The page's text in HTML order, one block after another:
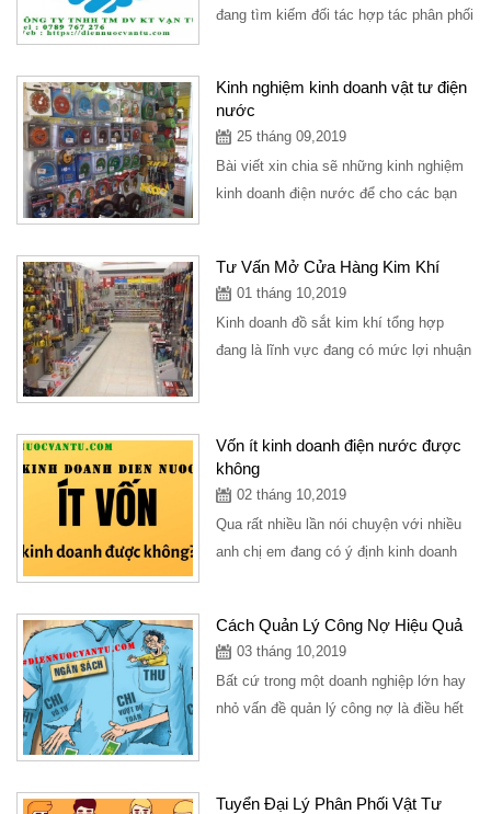
đang tìm kiếm đối tác hợp tác phân phối
Kinh nghiệm kinh doanh vật tư điện
nước
25 tháng 09,2019
Bài viết xin chia sẽ những kinh nghiệm
kinh doanh điện nước để cho các bạn
Tư Vấn Mở Cửa Hàng Kim Khí
01 tháng 10,2019
Kinh doanh đồ sắt kim khí tổng hợp
đang là lĩnh vực đang có mức lợi nhuận
Vốn ít kinh doanh điện nước được
không
02 tháng 10,2019
Qua rất nhiều lần nói chuyện với nhiều
anh chị em đang có ý định kinh doanh
Cách Quản Lý Công Nợ Hiệu Quả
03 tháng 10,2019
Bất cứ trong một doanh nghiệp lớn hay
nhỏ vấn đề quản lý công nợ là điều hết
Tuyển Đại Lý Phân Phối Vật Tư